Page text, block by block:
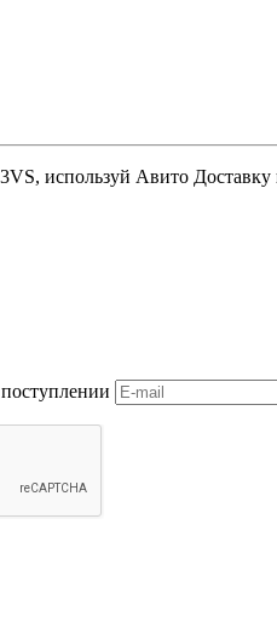
, используй Авито